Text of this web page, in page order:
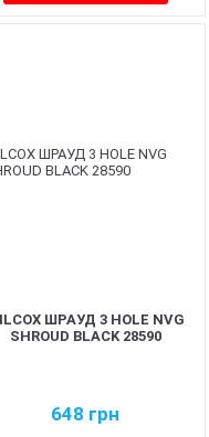
ШРАУД 3 HOLE NVG
SHROUD BLACK 28590
648 грн